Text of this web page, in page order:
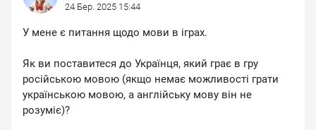
24 Бер. 2025 15:44
У мене є питання щодо мови в іграх.
Як ви поставитеся до Українця, який грає в гру
російською мовою (якщо немає можливості грати
українською мовою, а англійську мову він не
розуміє)?